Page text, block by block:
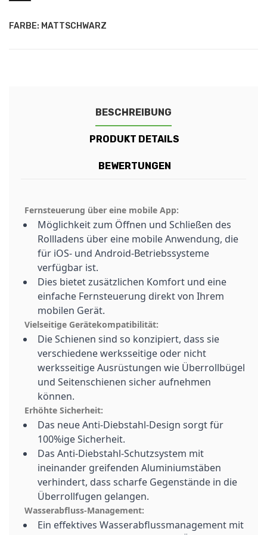
FARBE: MATTSCHWARZ
BESCHREIBUNG
PRODUKT DETAILS
BEWERTUNGEN
Fernsteuerung über eine mobile App:
Möglichkeit zum Öffnen und Schließen des
Rollladens über eine mobile Anwendung, die
für iOS- und Android-Betriebssysteme
verfügbar ist.
Dies bietet zusätzlichen Komfort und eine
einfache Fernsteuerung direkt von Ihrem
mobilen Gerät.
Vielseitige Gerätekompatibilität:
Die Schienen sind so konzipiert, dass sie
verschiedene werksseitige oder nicht
werksseitige Ausrüstungen wie Überrollbügel
und Seitenschienen sicher aufnehmen
können.
Erhöhte Sicherheit:
Das neue Anti-Diebstahl-Design sorgt für
100%ige Sicherheit.
Das Anti-Diebstahl-Schutzsystem mit
ineinander greifenden Aluminiumstäben
verhindert, dass scharfe Gegenstände in die
Überrollfugen gelangen.
Wasserabfluss-Management:
Ein effektives Wasserabflussmanagement mit